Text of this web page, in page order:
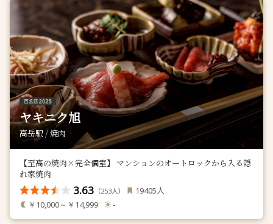
ヤキニク旭
高岳駅 / 焼肉
【至高の焼肉×完全個室】 マンションのオートロックから入る隠
れ家焼肉
3.63 （253人） 19405人
￥10,000～￥14,999 -